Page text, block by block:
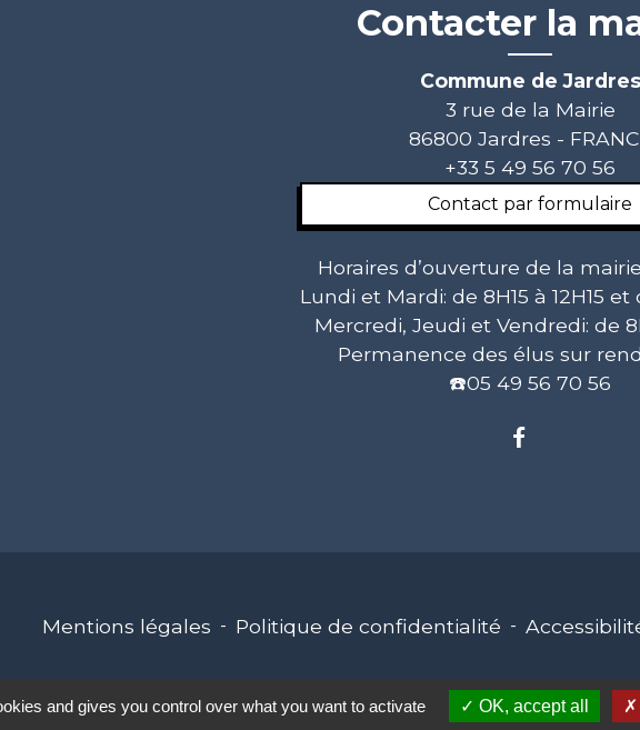
Contacter la
Commune de Jardres
3 rue de la Mairie
86800 Jardres -
+33 5 49 56 70 56
Contact par formulaire
Horaires d’ouverture de la
Lundi et Mardi: de 8H15 à 12H15 et
Mercredi, Jeudi et Vendredi: de
Permanence des élus sur
☎️05 49 56 70 56
Mentions légales - Politique de confidentialité -
Site créé en partenariat avec Réseau
and gives you control over what you want to activate OK, accept all